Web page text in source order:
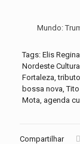
Mundo:
Tags: Elis
Nordeste
Fortaleza,
bossa nova,
Mota, agenda
Compartilhar